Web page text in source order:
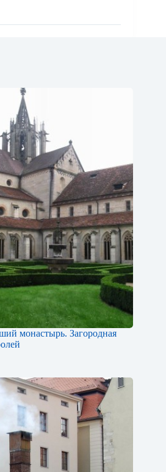
монастырь. Загородная